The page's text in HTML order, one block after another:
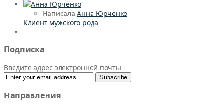
Написала Анна Юрченко
Клиент мужского рода
Подписка
Введите адрес электронной почты
Направления